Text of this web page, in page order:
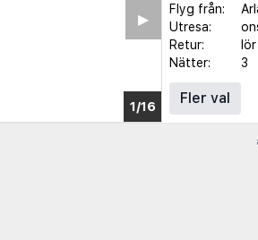
1/12
▶︎
Flyg från:
Utresa:
Retur:
Nätter:
3
Fler val